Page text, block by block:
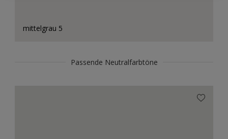
mittelgrau 5
Passende Neutralfarbtöne